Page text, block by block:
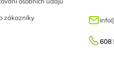
zákazníky info
608